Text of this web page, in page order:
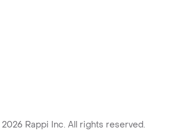
2026 Rappi Inc. All rights reserved.